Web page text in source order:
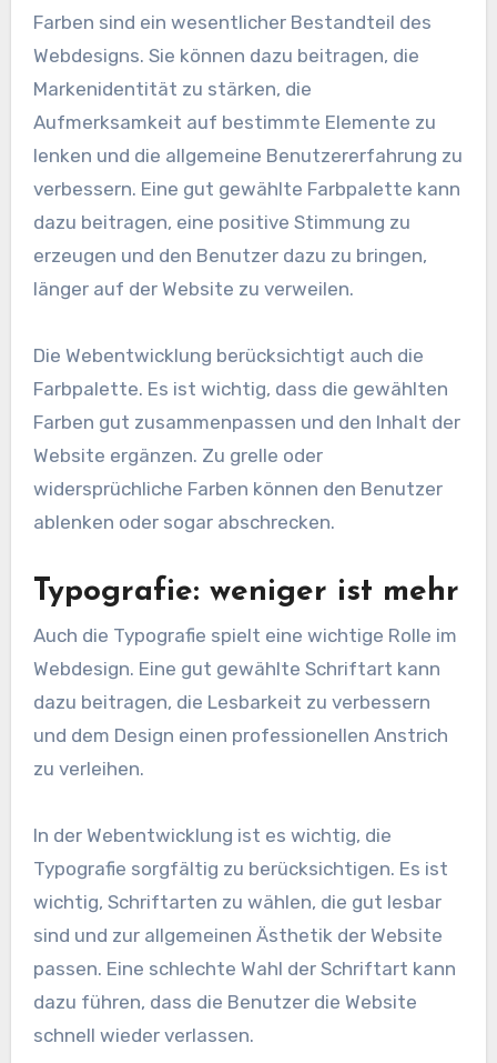
Farben sind ein wesentlicher Bestandteil des
Webdesigns. Sie können dazu beitragen, die
Markenidentität zu stärken, die
Aufmerksamkeit auf bestimmte Elemente zu
lenken und die allgemeine Benutzererfahrung zu
verbessern. Eine gut gewählte Farbpalette kann
dazu beitragen, eine positive Stimmung zu
erzeugen und den Benutzer dazu zu bringen,
länger auf der Website zu verweilen.
Die Webentwicklung berücksichtigt auch die
Farbpalette. Es ist wichtig, dass die gewählten
Farben gut zusammenpassen und den Inhalt der
Website ergänzen. Zu grelle oder
widersprüchliche Farben können den Benutzer
ablenken oder sogar abschrecken.
Typografie: weniger ist mehr
Auch die Typografie spielt eine wichtige Rolle im
Webdesign. Eine gut gewählte Schriftart kann
dazu beitragen, die Lesbarkeit zu verbessern
und dem Design einen professionellen Anstrich
zu verleihen.
In der Webentwicklung ist es wichtig, die
Typografie sorgfältig zu berücksichtigen. Es ist
wichtig, Schriftarten zu wählen, die gut lesbar
sind und zur allgemeinen Ästhetik der Website
passen. Eine schlechte Wahl der Schriftart kann
dazu führen, dass die Benutzer die Website
schnell wieder verlassen.